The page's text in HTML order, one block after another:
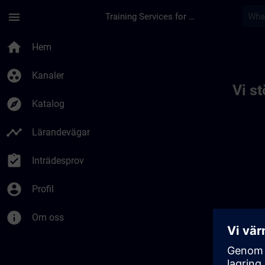
menu Training Services for Digital Industries
home Hem
group_work Kanaler
explore Katalog
timeline Lärandevägar
assignment_turned_in Inträdesprov
account_circle Profil
info Om oss
Vi